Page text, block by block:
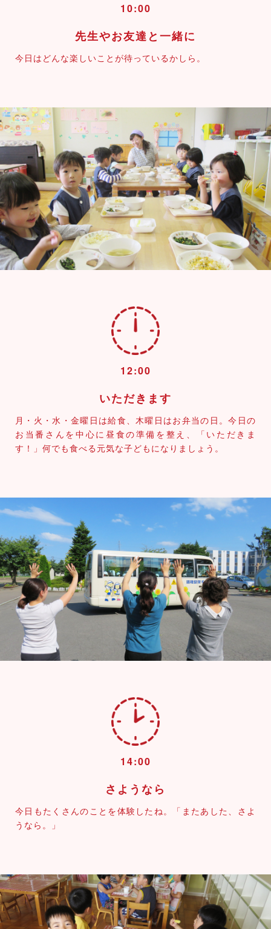
10:00
先生やお友達と一緒に
今日はどんな楽しいことが待っているかしら。
12:00
いただきます
月・火・水・金曜日は給食、木曜日はお弁当の日。今日の
お当番さんを中心に昼食の準備を整え、「いただきま
す！」何でも食べる元気な子どもになりましょう。
14:00
さようなら
今日もたくさんのことを体験したね。「またあした、さよ
うなら。」